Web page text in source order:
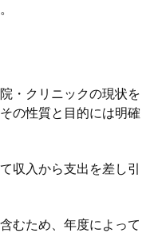
・クリニックの現状を
の性質と目的には明確
収入から支出を差し引
むため、年度によって